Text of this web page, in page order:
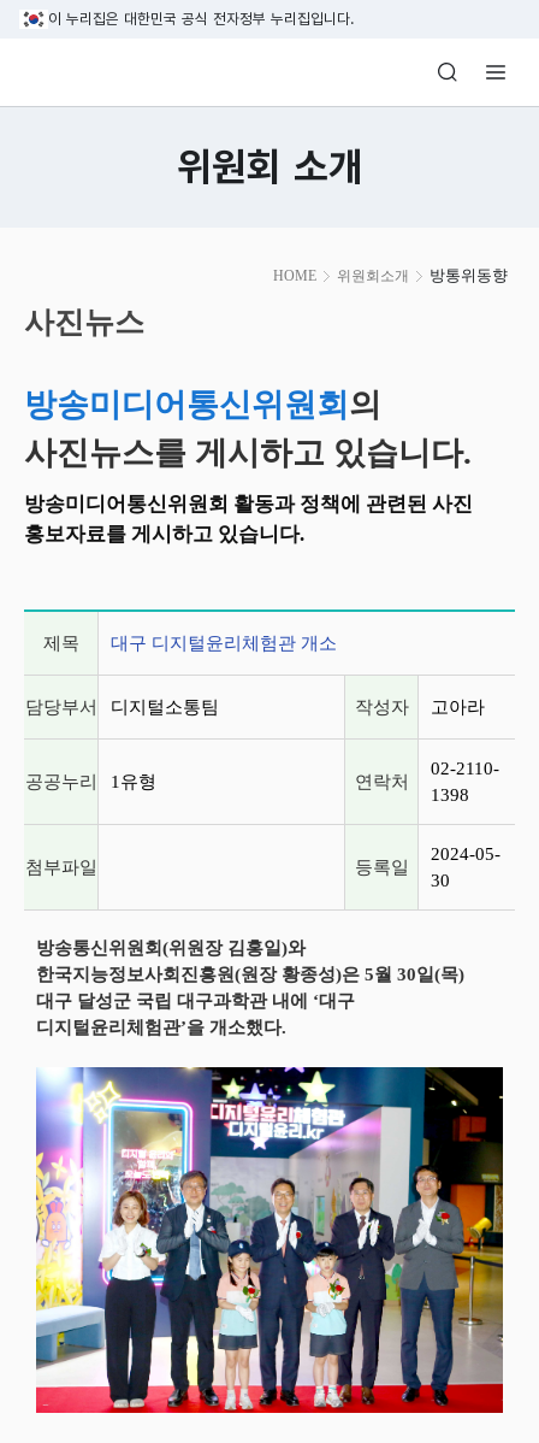
본문 바로가기
이 누리집은 대한민국 공식 전자정부 누리집입니다.
방송미디어통신위원회 Korea Media
위원회 소개
HOME 위원회소개 방통위동향
시
사진뉴스
방송미디어통신위원회 의
사진뉴스를 게시하고 있습니다.
방송미디어통신위원회 활동과 정책에 관련된 사진
홍보자료를 게시하고 있습니다.
제목 대구 디지털윤리체험관 개소
담당부서 디지털소통팀 작성자 고아라
공공누리 1유형 연락처
02-2110-
1398
첨부파일 등록일
2024-05-
30
방송통신위원회(위원장 김홍일)와
한국지능정보사회진흥원(원장 황종성)은 5월 30일(목)
대구 달성군 국립 대구과학관 내에 ‘대구
디지털윤리체험관’을 개소했다.